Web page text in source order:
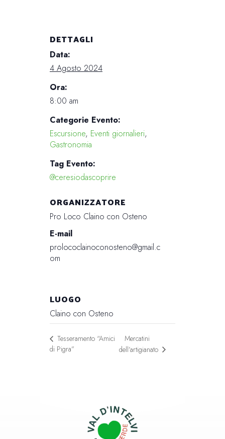
DETTAGLI
Data:
4 Agosto 2024
Ora:
8:00 am
Categorie Evento:
Escursione, Eventi giornalieri,
Gastronomia
Tag Evento:
@ceresiodascoprire
ORGANIZZATORE
Pro Loco Claino con Osteno
E-mail
prolococlainoconosteno@gmail.c
om
LUOGO
Claino con Osteno
Tesseramento “Amici
di Pigra”
Mercatini
dell’artigianato